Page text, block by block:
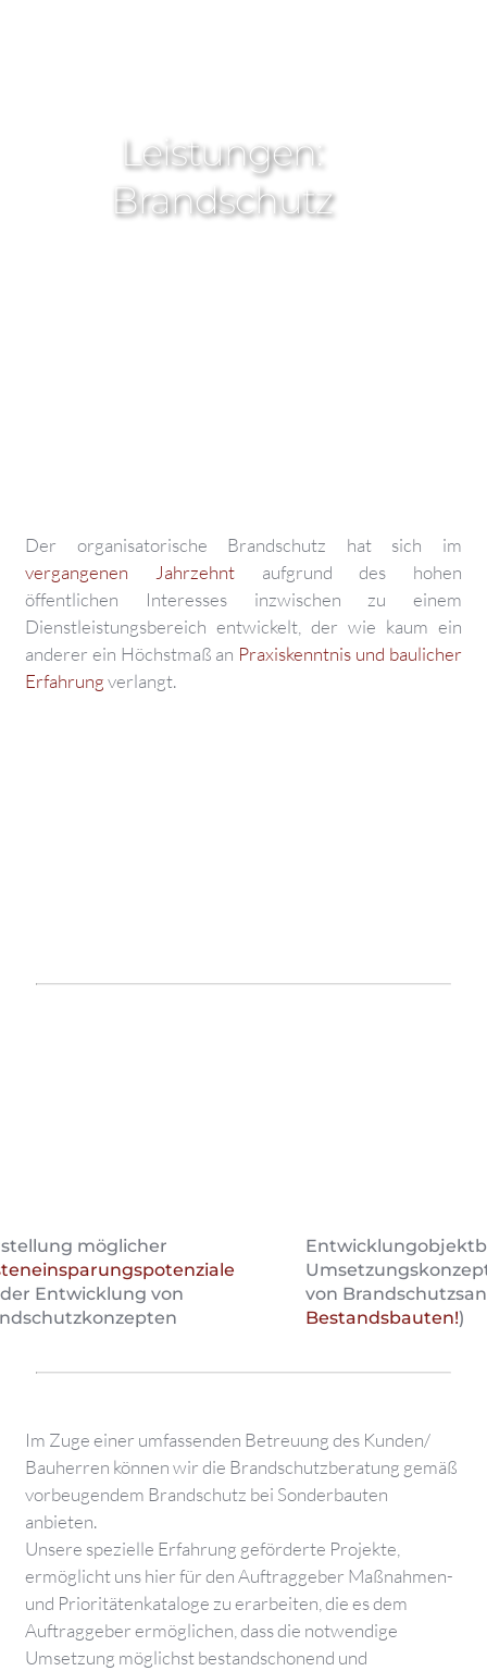
Leistungen:
Brandschutz
Der organisatorische Brandschutz hat sich im
vergangenen Jahrzehnt aufgrund des hohen
öffentlichen Interesses inzwischen zu einem
Dienstleistungsbereich entwickelt, der wie kaum ein
anderer ein Höchstmaß an Praxiskenntnis und baulicher
Erfahrungverlangt.
möglicher
Entwicklung von
von
Bestandsbauten!)
Im Zuge einer umfassenden Betreuung des Kunden/
Bauherren können wir die Brandschutzberatung gemäß
vorbeugendem Brandschutz bei Sonderbauten
anbieten.
Unsere spezielle Erfahrung geförderte Projekte,
ermöglicht uns hier für den Auftraggeber Maßnahmen-
und Prioritätenkataloge zu erarbeiten, die es dem
Auftraggeber ermöglichen, dass die notwendige
Umsetzung möglichst bestandschonend und